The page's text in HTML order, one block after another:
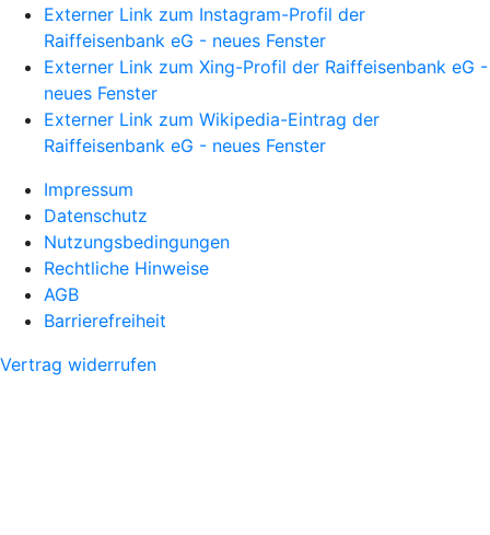
Externer Link zum Instagram-Profil der
Raiffeisenbank eG - neues Fenster
Externer Link zum Xing-Profil der Raiffeisenbank eG -
neues Fenster
Externer Link zum Wikipedia-Eintrag der
Raiffeisenbank eG - neues Fenster
Impressum
Datenschutz
Nutzungsbedingungen
Rechtliche Hinweise
AGB
Barrierefreiheit
Vertrag widerrufen